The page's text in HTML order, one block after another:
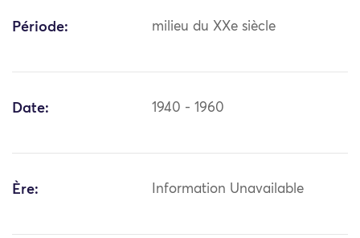
Période: milieu du XXe siècle
Date: 1940 - 1960
Ère: Information Unavailable